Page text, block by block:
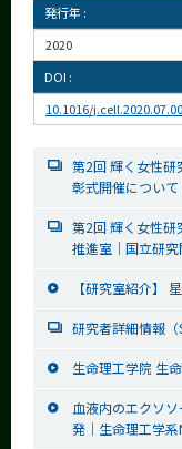
発行年 :
2020
DOI :
10.1016/
第2回 輝く女性研
彰式開催につい
第2回 輝く女性研
推進室｜国立研
【研究室紹介】
研究者詳細情報
生命理工学院 生
血液内のエクソ
発｜生命理工学系